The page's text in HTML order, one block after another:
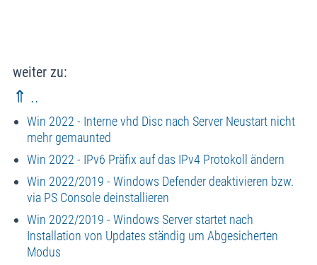
weiter zu:
⇑ ..
Win 2022 - Interne vhd Disc nach Server Neustart nicht
mehr gemaunted
Win 2022 - IPv6 Präfix auf das IPv4 Protokoll ändern
Win 2022/2019 - Windows Defender deaktivieren bzw.
via PS Console deinstallieren
Win 2022/2019 - Windows Server startet nach
Installation von Updates ständig um Abgesicherten
Modus